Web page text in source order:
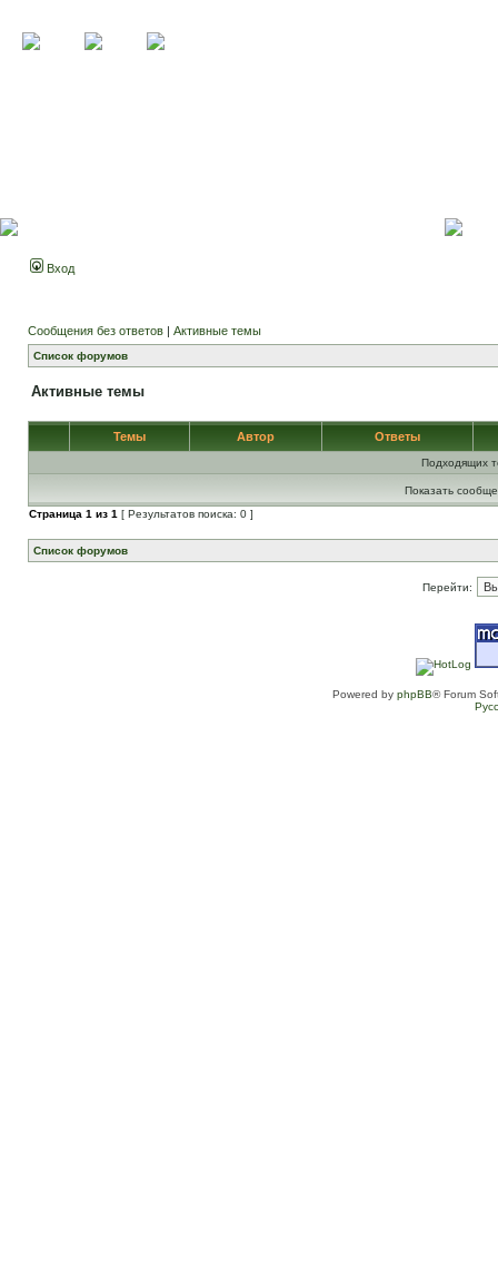
Вход
Сообщения без ответов | Активные темы
Список форумов
Активные темы
Темы Автор Ответы
Подходящих
Показать
Страница 1 из 1 [ Результатов поиска: 0 ]
Список форумов
Перейти:
Powered by phpBB® Forum